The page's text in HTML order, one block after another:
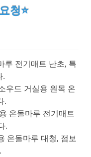
청⭐
루 전기매트 난초, 특
.
우드 거실용 원목 온
.
온돌마루 전기매트
.
온돌마루 대청, 점보